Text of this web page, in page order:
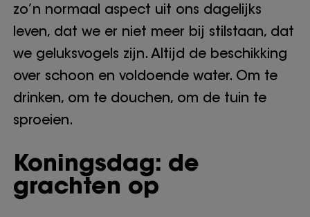
zo’n normaal aspect uit ons dagelijks
leven, dat we er niet meer bij stilstaan, dat
we geluksvogels zijn. Altijd de beschikking
over schoon en voldoende water. Om te
drinken, om te douchen, om de tuin te
sproeien.
Koningsdag: de
grachten op